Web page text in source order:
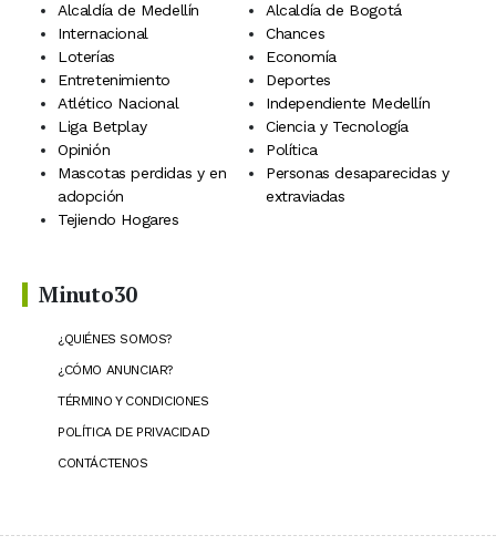
Alcaldía de Medellín
Alcaldía de Bogotá
Internacional
Chances
Loterías
Economía
Entretenimiento
Deportes
Atlético Nacional
Independiente Medellín
Liga Betplay
Ciencia y Tecnología
Opinión
Política
Mascotas perdidas y en
adopción
Personas desaparecidas y
extraviadas
Tejiendo Hogares
Minuto30
¿QUIÉNES SOMOS?
¿CÓMO ANUNCIAR?
TÉRMINO Y CONDICIONES
POLÍTICA DE PRIVACIDAD
CONTÁCTENOS